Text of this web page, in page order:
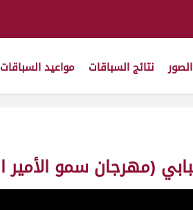
الصور نتائج السباقات مواعيد السباقات